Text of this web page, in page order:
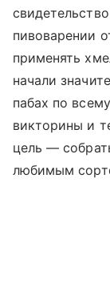
пивоварении
применять
начали
пабах по
викторины и
цель —
любимым